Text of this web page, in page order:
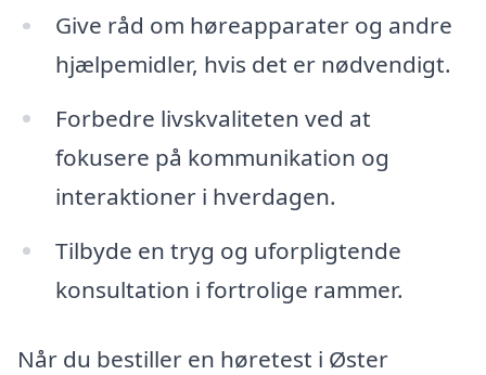
Give råd om høreapparater og andre
hjælpemidler, hvis det er nødvendigt.
Forbedre livskvaliteten ved at
fokusere på kommunikation og
interaktioner i hverdagen.
Tilbyde en tryg og uforpligtende
konsultation i fortrolige rammer.
Når du bestiller en høretest i Øster